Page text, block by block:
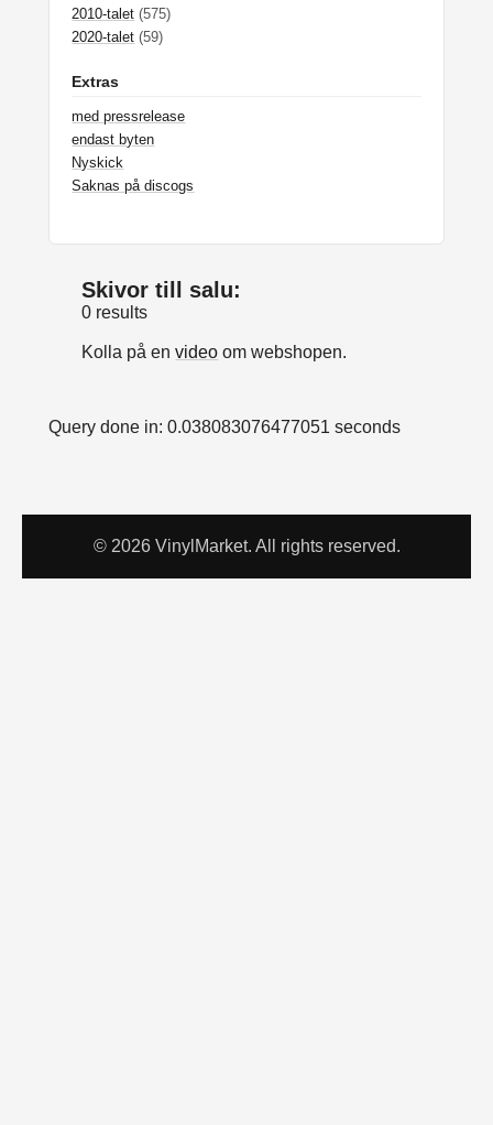
2010-talet (575)
2020-talet (59)
Extras
med pressrelease
endast byten
Nyskick
Saknas på discogs
Skivor till salu:
0 results
Kolla på envideo om webshopen.
Query done in: 0.038083076477051 seconds
© 2026 VinylMarket. All rights reserved.